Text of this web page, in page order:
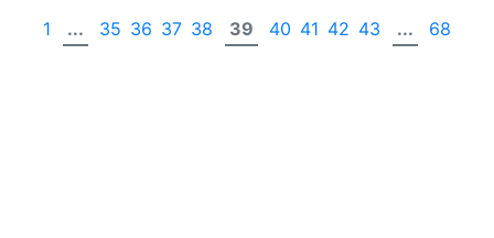
1 ... 35 36 37 38 39 40 41 42 43 ... 68